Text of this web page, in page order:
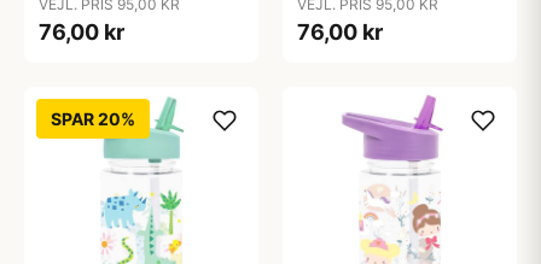
VEJL. PRIS 95,00 KR
76,00 kr
VEJL. PRIS 95,00 KR
76,00 kr
SPAR 20%